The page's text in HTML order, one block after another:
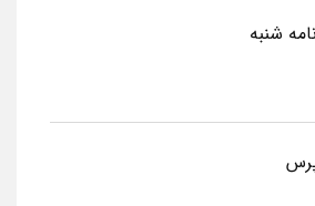
شنبه